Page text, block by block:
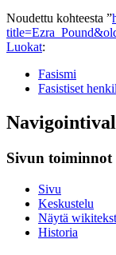
Noudettu kohteesta ”
Luokat:
Fasismi
Fasistiset
Sivun toiminnot
Sivu
Keskustelu
Näytä
Historia